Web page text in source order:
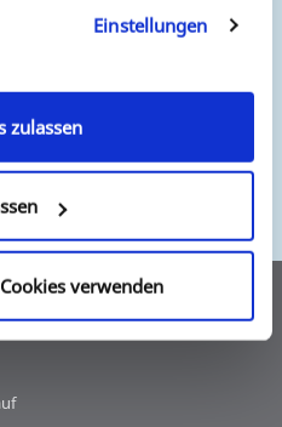
geben Einwilligung zu
Webseite weiterhin
Einstellungen
zulassen
verwenden